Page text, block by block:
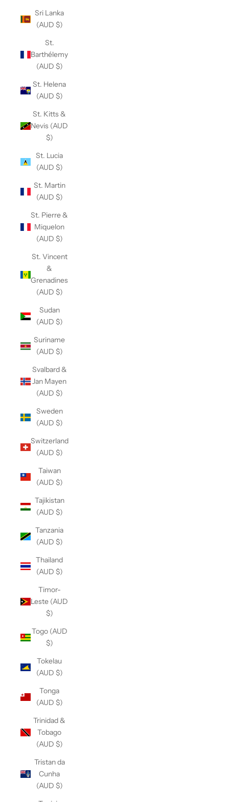
Sri Lanka
(AUD $)
St.
Barthélemy
(AUD $)
St. Helena
(AUD $)
St. Kitts &
Nevis (AUD
$)
St. Lucia
(AUD $)
St. Martin
(AUD $)
St. Pierre &
Miquelon
(AUD $)
St. Vincent
&
Grenadines
(AUD $)
Sudan
(AUD $)
Suriname
(AUD $)
Svalbard &
Jan Mayen
(AUD $)
Sweden
(AUD $)
Switzerland
(AUD $)
Taiwan
(AUD $)
Tajikistan
(AUD $)
Tanzania
(AUD $)
Thailand
(AUD $)
Timor-
Leste (AUD
$)
Togo (AUD
$)
Tokelau
(AUD $)
Tonga
(AUD $)
Trinidad &
Tobago
(AUD $)
Tristan da
Cunha
(AUD $)